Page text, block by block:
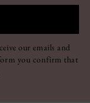
our emails and
you confirm that